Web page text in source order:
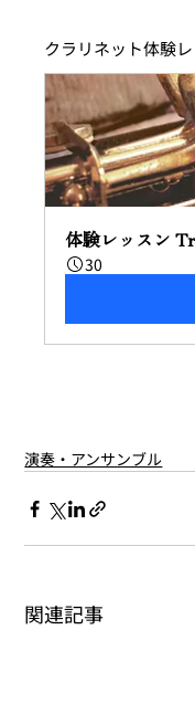
クラリネット体験
体験レッスン
30
演奏・アンサンブル
関連記事